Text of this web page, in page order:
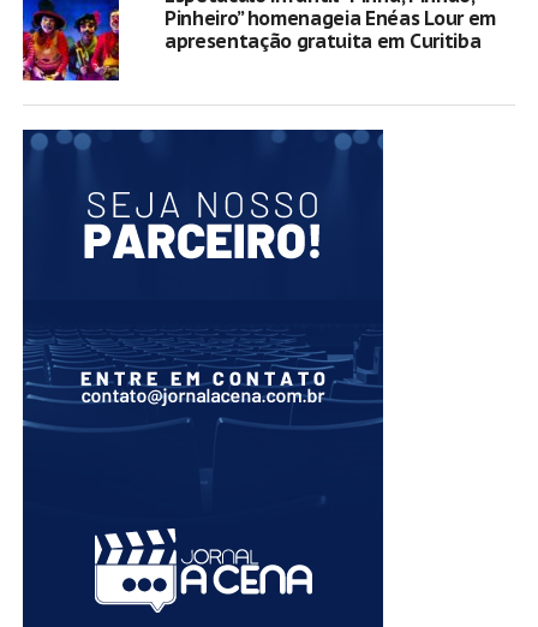
Pinheiro” homenageia Enéas Lour em
apresentação gratuita em Curitiba